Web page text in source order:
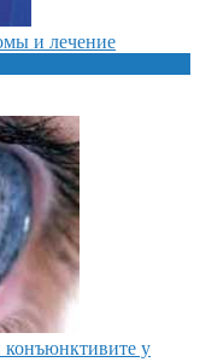
и лечение
у